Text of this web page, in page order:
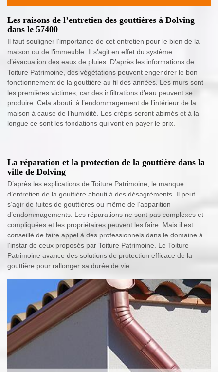
Les raisons de l’entretien des gouttières à Dolving
dans le 57400
Il faut souligner l’importance de cet entretien pour le bien de la
maison ou de l’immeuble. Il s’agit en effet du système
d’évacuation des eaux de pluies. D’après les informations de
Toiture Patrimoine, des végétations peuvent engendrer le bon
fonctionnement de la gouttière au fil des années. Les murs sont
les premières victimes, car des infiltrations d’eau peuvent se
produire. Cela aboutit à l’endommagement de l’intérieur de la
maison à cause de l’humidité. Les crépis seront abimés et à la
longue ce sont les fondations qui vont en payer le prix.
La réparation et la protection de la gouttière dans la
ville de Dolving
D’après les explications de Toiture Patrimoine, le manque
d’entretien de la gouttière abouti à des désagréments. Il peut
s’agir de fuites de gouttières ou même de l’apparition
d’endommagements. Les réparations ne sont pas complexes et
compliquées et les propriétaires peuvent les faire. Mais il est
conseillé de faire appel à des professionnels dans le domaine à
l’instar de ceux proposés par Toiture Patrimoine. Le Toiture
Patrimoine avance des solutions de protection efficace de la
gouttière pour rallonger sa durée de vie.